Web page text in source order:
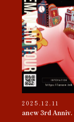
2025.12.11
anew 3rd